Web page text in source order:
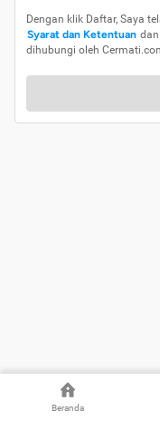
Beranda
Dengan klik Daftar, Saya
Syarat dan Ketentuan dan
dihubungi oleh